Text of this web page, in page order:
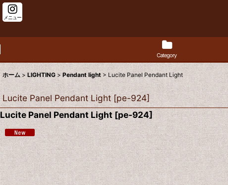
メニュー
Category
ホーム > LIGHTING > Pendant light > Lucite Panel Pendant Light
Lucite Panel Pendant Light [pe-924]
Lucite Panel Pendant Light [pe-924]